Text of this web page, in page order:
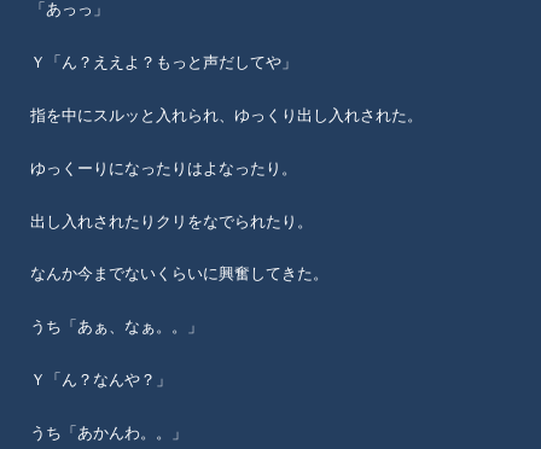
「あっっ」
Ｙ「ん？ええよ？もっと声だしてや」
指を中にスルッと入れられ、ゆっくり出し入れされた。
ゆっくーりになったりはよなったり。
出し入れされたりクリをなでられたり。
なんか今までないくらいに興奮してきた。
うち「あぁ、なぁ。。」
Ｙ「ん？なんや？」
うち「あかんわ。。」